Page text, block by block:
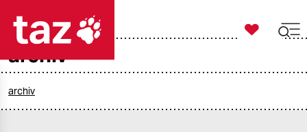

taz zahl ich
archiv
archiv